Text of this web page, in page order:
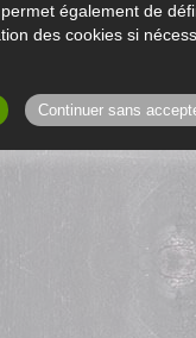
également de
des cookies si
Continuer sans